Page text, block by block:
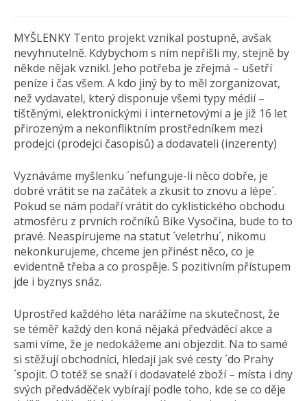
MYŠLENKY Tento projekt vznikal postupně, avšak
nevyhnutelně. Kdybychom s ním nepřišli my, stejně by
někde nějak vznikl. Jeho potřeba je zřejmá – ušetří
peníze i čas všem. A kdo jiný by to měl zorganizovat,
než vydavatel, který disponuje všemi typy médií –
tištěnými, elektronickými i internetovými a je již 16 let
přirozeným a nekonfliktním prostředníkem mezi
prodejci (prodejci časopisů) a dodavateli (inzerenty)
Vyznáváme myšlenku ´nefunguje-li něco dobře, je
dobré vrátit se na začátek a zkusit to znovu a lépe´.
Pokud se nám podaří vrátit do cyklistického obchodu
atmosféru z prvních ročníků Bike Vysočina, bude to to
pravé. Neaspirujeme na statut ´veletrhu´, nikomu
nekonkurujeme, chceme jen přinést něco, co je
evidentně třeba a co prospěje. S pozitivním přístupem
jde i byznys snáz.
Uprostřed každého léta narážíme na skutečnost, že
se téměř každý den koná nějaká předváděcí akce a
sami víme, že je nedokážeme ani objezdit. Na to samé
si stěžují obchodníci, hledají jak své cesty ´do Prahy
´spojit. O totéž se snaží i dodavatelé zboží – místa i dny
svých předváděček vybírají podle toho, kde se co děje